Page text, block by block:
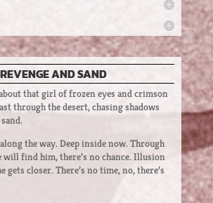
AND SAND
that girl of frozen eyes and crimson
through the desert, chasing shadows
the way. Deep inside now. Through
will find him, there’s no chance. Illusion
gets closer. There’s no time, no, there’s